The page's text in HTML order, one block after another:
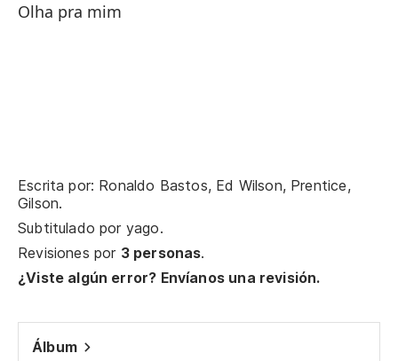
Olha pra mim
Escrita por: Ronaldo Bastos, Ed Wilson, Prentice,
Gilson.
Subtitulado por yago.
Revisiones por 3 personas.
¿Viste algún error? Envíanos una revisión.
Álbum